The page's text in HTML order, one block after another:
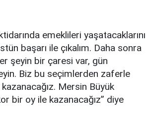
emeklileri yaşatacaklarını
başarı ile çıkalım. Daha sonra
şeyin bir çaresi var, gün
Biz bu seçimlerden zaferle
kazanacağız. Mersin Büyük
bir oy ile kazanacağız” diye